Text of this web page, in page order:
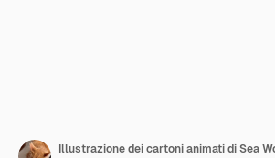
Illustrazione dei cartoni animati di Sea